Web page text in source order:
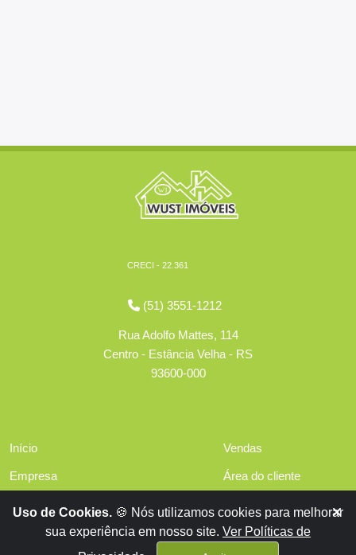
CRECI - 22.361
(51) 3551-1212
Rua Adolfo Mattes, 114
Centro - Estância Velha - RS
93600-000
Início
Empresa
Financiamentos
Vendas
Área do cliente
Contato
Uso de Cookies. 🍪 Nós utilizamos cookies para melhorar
sua experiência em nosso site. Ver Políticas de